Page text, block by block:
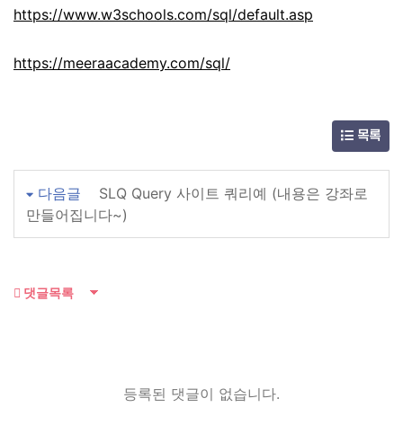
https://www.w3schools.com/sql/default.asp
https://meeraacademy.com/sql/
목록
다음글
SLQ Query 사이트 쿼리예 (내용은 강좌로
만들어집니다~)
댓글목록
등록된 댓글이 없습니다.